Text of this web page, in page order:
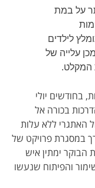
על במת
לילדים
מכן עלייה של
המקלט.
בחודשים יולי
16.7, 5.8 ו-20.8 יצאו הדרכות בכורה אל
האתגרי ללא עלות
מורי דרך במסגרת פרויקט של
הבוקר ימתין איש
והפיתוח שנעשו